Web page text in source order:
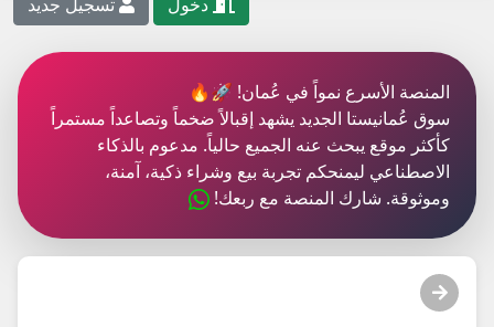
المنصة الأسرع نمواً في عُمان! 🚀🔥
سوق عُمانيستا الجديد يشهد إقبالاً ضخماً وتصاعداً مستمراً
كأكثر موقع يبحث عنه الجميع حالياً. مدعوم بالذكاء
الاصطناعي ليمنحكم تجربة بيع وشراء ذكية، آمنة،
وموثوقة. شارك المنصة مع ربعك!